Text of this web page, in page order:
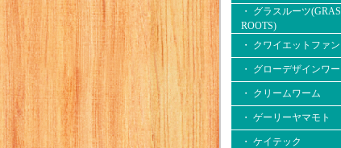
・ グラスルーツ
ROOTS)
・ クワイエットファン
・ グローデザインワ
・ クリームワーム
・ ゲーリーヤマモト
・ ケイテック